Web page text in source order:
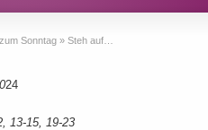
Sonntag » Steh auf…
24
13-15, 19-23